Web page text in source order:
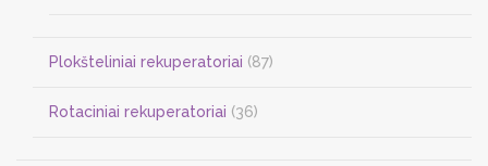
Plokšteliniai rekuperatoriai (87)
Rotaciniai rekuperatoriai (36)